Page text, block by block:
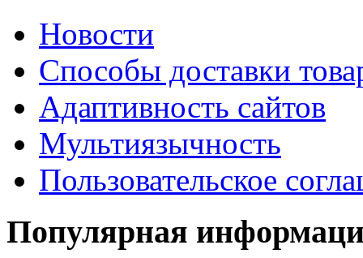
Новости
Способы доставки
Адаптивность сайтов
Мультиязычность
Пользовательское
Популярная